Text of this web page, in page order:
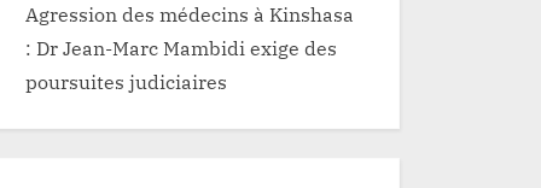
Agression des médecins à Kinshasa
: Dr Jean-Marc Mambidi exige des
poursuites judiciaires